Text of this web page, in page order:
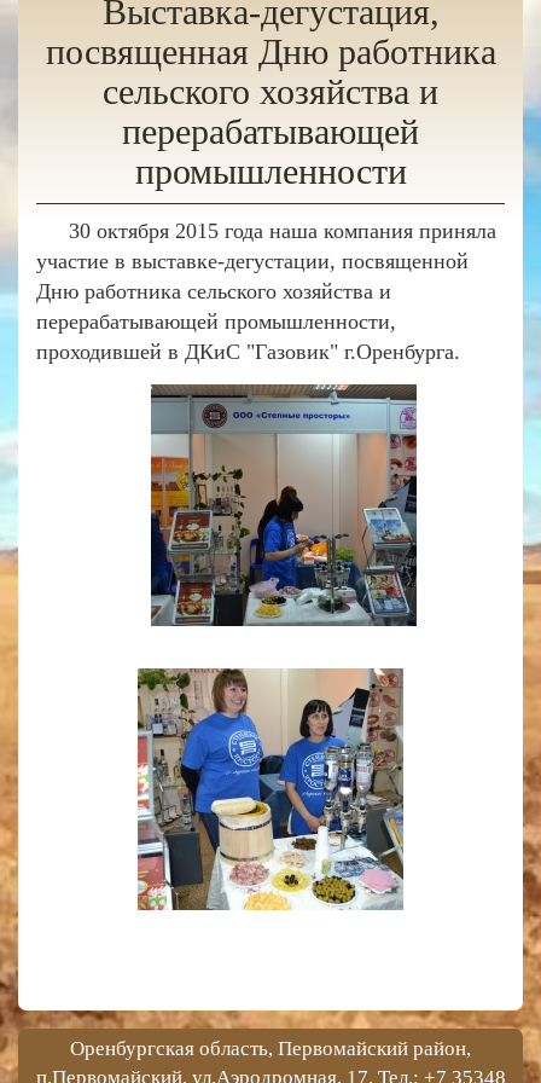
Выставка-дегустация,
посвященная Дню работника
сельского хозяйства и
перерабатывающей
промышленности
30 октября 2015 года наша компания приняла
участие в выставке-дегустации, посвященной
Дню работника сельского хозяйства и
перерабатывающей промышленности,
проходившей в ДКиС "Газовик" г.Оренбурга.
Оренбургская область, Первомайский район,
п.Первомайский, ул.Аэродромная, 17. Тел.: +7 35348